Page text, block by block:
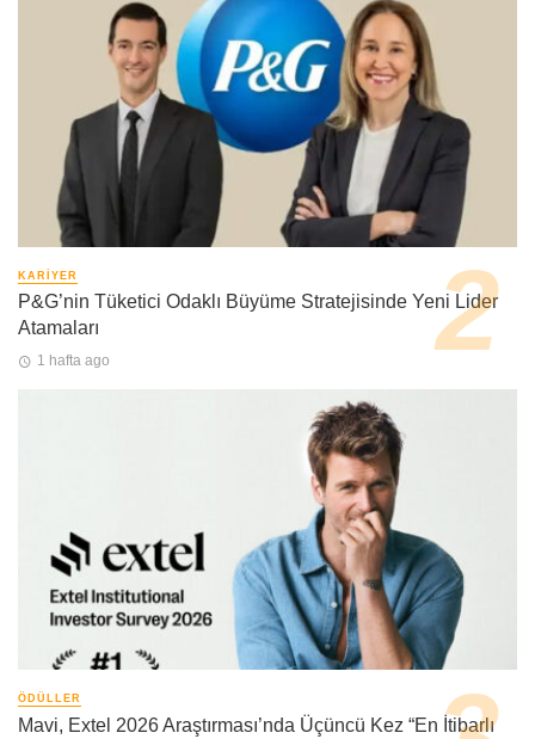
KARIYER
P&G’nin Tüketici Odaklı Büyüme Stratejisinde Yeni Lider
Atamaları
1 hafta ago
ÖDÜLLER
Mavi, Extel 2026 Araştırması’nda Üçüncü Kez “En İtibarlı